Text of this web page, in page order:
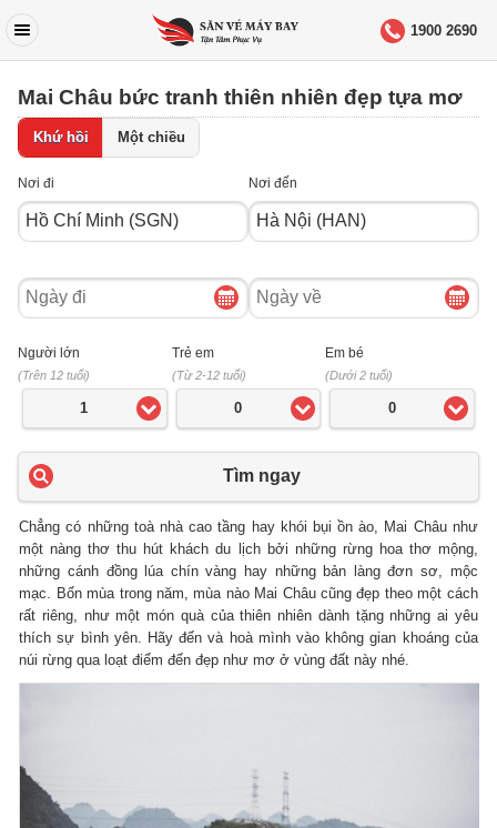
1900 2690
Mai Châu bức tranh thiên nhiên đẹp tựa mơ
Khứ hồi Một chiều
Nơi đi Nơi đến
Ngày
đi
Ngày
về
Người lớn
(Trên 12 tuổi)
1
Trẻ em
(Từ 2-12 tuổi)
0
Em bé
(Dưới 2 tuổi)
0
Tìm ngay
Chẳng có những toà nhà cao tầng hay khói bụi ồn ào, Mai Châu như
một nàng thơ thu hút khách du lịch bởi những rừng hoa thơ mộng,
những cánh đồng lúa chín vàng hay những bản làng đơn sơ, mộc
mạc. Bốn mùa trong năm, mùa nào Mai Châu cũng đẹp theo một cách
rất riêng, như một món quà của thiên nhiên dành tặng những ai yêu
thích sự bình yên. Hãy đến và hoà mình vào không gian khoáng của
núi rừng qua loạt điểm đến đẹp như mơ ở vùng đất này nhé.